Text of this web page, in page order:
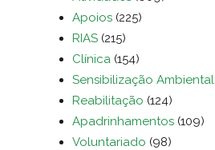
Apoios (225)
RIAS (215)
Clínica (154)
Sensibilização Ambiental
Reabilitação (124)
Apadrinhamentos (109)
Voluntariado (98)